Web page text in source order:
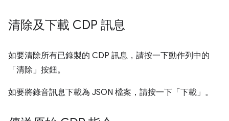
清除及下載 CDP 訊息
如要清除所有已錄製的 CDP 訊息，請按一下動作列中的
「清除」 按鈕。
如要將錄音訊息下載為 JSON 檔案，請按一下「下載」 。